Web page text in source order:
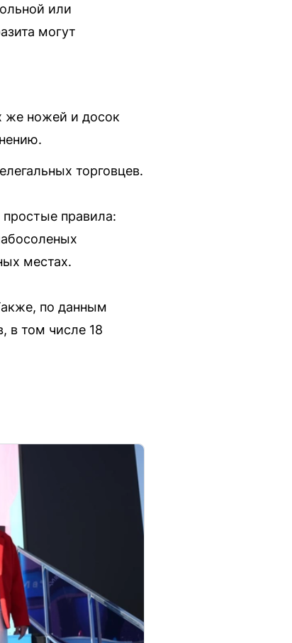
или
могут
же ножей и досок
торговцев.
правила:
местах.
по данным
в том числе 18